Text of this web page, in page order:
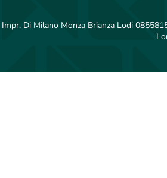
Impr. Di Milano Monza Brianza Lodi